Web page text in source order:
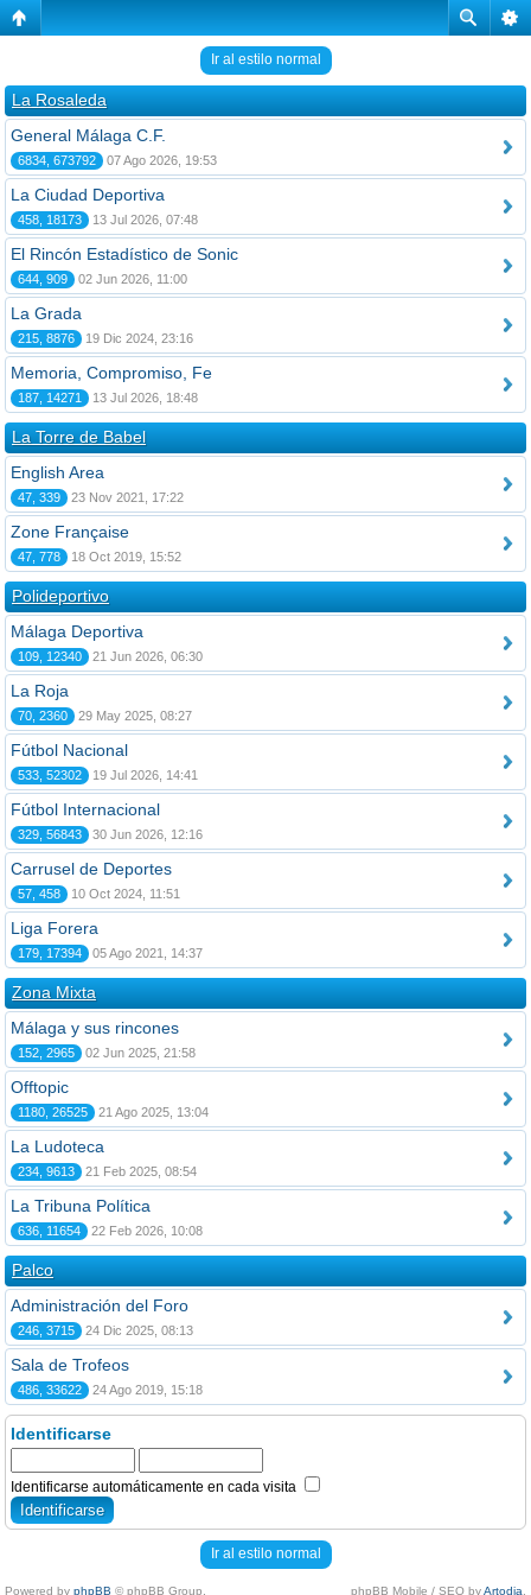
Ir al estilo normal
La Rosaleda
General Málaga C.F.
6834, 673792 07 Ago 2026, 19:53
La Ciudad Deportiva
458, 18173 13 Jul 2026, 07:48
El Rincón Estadístico de Sonic
644, 909 02 Jun 2026, 11:00
La Grada
215, 8876 19 Dic 2024, 23:16
Memoria, Compromiso, Fe
187, 14271 13 Jul 2026, 18:48
La Torre de Babel
English Area
47, 339 23 Nov 2021, 17:22
Zone Française
47, 778 18 Oct 2019, 15:52
Polideportivo
Málaga Deportiva
109, 12340 21 Jun 2026, 06:30
La Roja
70, 2360 29 May 2025, 08:27
Fútbol Nacional
533, 52302 19 Jul 2026, 14:41
Fútbol Internacional
329, 56843 30 Jun 2026, 12:16
Carrusel de Deportes
57, 458 10 Oct 2024, 11:51
Liga Forera
179, 17394 05 Ago 2021, 14:37
Zona Mixta
Málaga y sus rincones
152, 2965 02 Jun 2025, 21:58
Offtopic
1180, 26525 21 Ago 2025, 13:04
La Ludoteca
234, 9613 21 Feb 2025, 08:54
La Tribuna Política
636, 11654 22 Feb 2026, 10:08
Palco
Administración del Foro
246, 3715 24 Dic 2025, 08:13
Sala de Trofeos
486, 33622 24 Ago 2019, 15:18
Identificarse
Identificarse automáticamente en cada visita
Ir al estilo normal
Powered by phpBB © phpBB Group. phpBB Mobile / SEO byArtodia